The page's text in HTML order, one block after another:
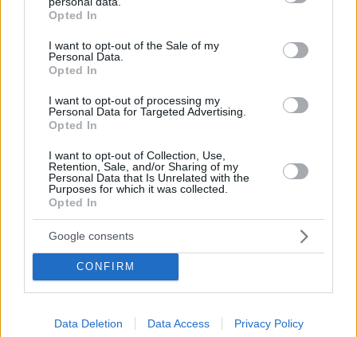
grant or deny consent to Google and its third-party tags to
use your data for below specified purposes in below Google
consent section.
Opted In
I want to opt-out of the Sale of my
Personal Data.
Opted In
I want to opt-out of processing my
Personal Data for Targeted Advertising.
Opted In
I want to opt-out of Collection, Use,
Retention, Sale, and/or Sharing of my
Personal Data that Is Unrelated with the
Purposes for which it was collected.
Opted In
Google consents
CONFIRM
Data Deletion Data Access Privacy Policy
ρομποτικής στην Ελλάδα
04.08.2026, 11:20
Από μαθητής, φοιτητής σε άλλη πόλη!
06.08.2026, 10:52
Επαγγελματική Εκπαίδευση & Εξειδίκευση: Το Mοντέλο που
σε Bάζει στην Aγορά Eργασίας
26.07.2026, 09:54
ΡΟΗ ΕΙΔΗΣΕΩΝ
Ειδήσεις Δημοφιλή Σχολιασμένα